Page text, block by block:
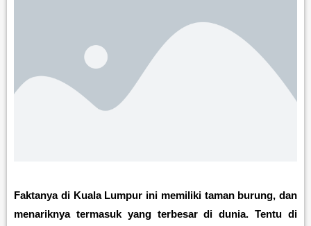
Faktanya di Kuala Lumpur ini memiliki taman burung, dan
menariknya termasuk yang terbesar di dunia. Tentu di